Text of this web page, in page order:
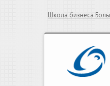
Школа бизнеса